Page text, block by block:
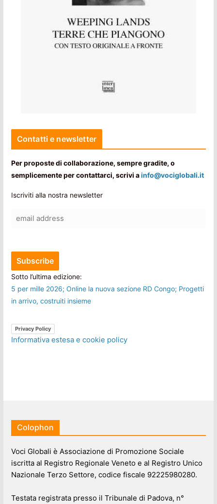
Contatti e newsletter
Per proposte di collaborazione, sempre gradite, o
semplicemente per contattarci, scrivi ainfo@vociglobali.it
Iscriviti alla nostra newsletter
Sotto l’ultima edizione:
5 per mille 2026; Online la nuova sezione RD Congo; Progetti
in arrivo, costruiti insieme
Privacy Policy
Informativa estesa e cookie policy
Colophon
Voci Globali è Associazione di Promozione Sociale
iscritta al Registro Regionale Veneto e al Registro Unico
Nazionale Terzo Settore, codice fiscale 92225980280.
Testata registrata presso il Tribunale di Padova, n°